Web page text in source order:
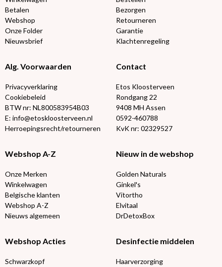
Betalen
Webshop
Onze Folder
Nieuwsbrief
Bezorgen
Retourneren
Garantie
Klachtenregeling
Alg. Voorwaarden
Privacyverklaring
Cookiebeleid
BTW nr: NL800583954B03
E: info@etoskloosterveen.nl
Herroepingsrecht/retourneren
Contact
Etos Kloosterveen
Rondgang 22
9408 MH Assen
0592-460788
KvK nr: 02329527
Webshop A-Z
Onze Merken
Winkelwagen
Belgische klanten
Webshop A-Z
Nieuws algemeen
Nieuw in de webshop
Golden Naturals
Ginkel's
Vitortho
Elvitaal
DrDetoxBox
Webshop Acties
Schwarzkopf
Desinfectie middelen
Haarverzorging